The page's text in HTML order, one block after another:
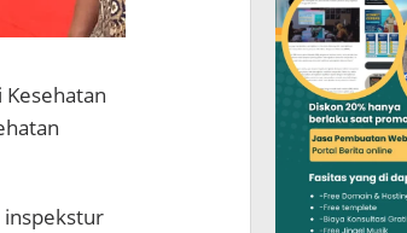
inspekstur